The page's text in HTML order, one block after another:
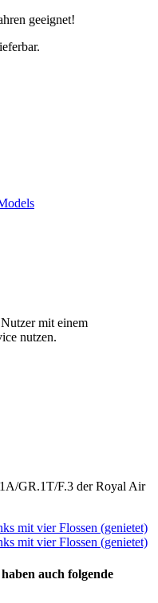
geeignet!
mit einem
nutzen.
GR.1T/F.3 der Royal Air
auch folgende